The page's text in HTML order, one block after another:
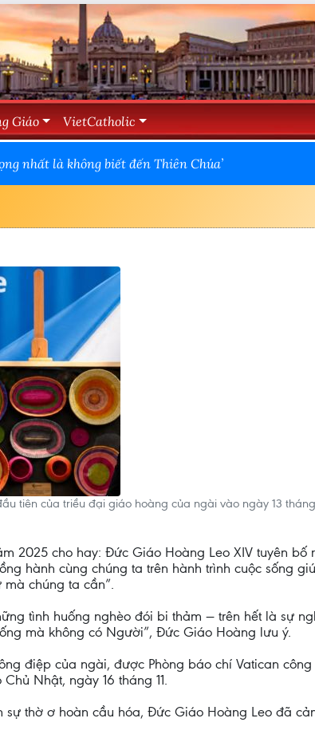
Giáo VietCatholic
nhất là không biết đến Thiên Chúa’
tiên của triều đại giáo hoàng của ngài vào ngày 13
2025 cho hay: Đức Giáo Hoàng Leo XIV tuyên bố
hành cùng chúng ta trên hành trình cuộc sống
chúng ta cần”.
tình huống nghèo đói bi thảm — trên hết là sự
mà không có Người”, Đức Giáo Hoàng lưu ý.
điệp của ngài, được Phòng báo chí Vatican
Nhật, ngày 16 tháng 11.
thờ ơ hoàn cầu hóa, Đức Giáo Hoàng Leo đã